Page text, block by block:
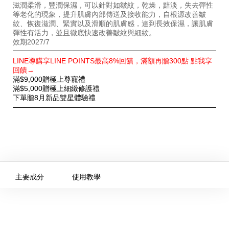
滋潤柔滑，豐潤保濕，可以針對如皺紋，乾燥，黯淡，失去彈性
等老化的現象，提升肌膚內部傳送及接收能力，自根源改善皺
紋、恢復滋潤、緊實以及滑順的肌膚感，達到長效保濕，讓肌膚
彈性有活力，並且徹底快速改善皺紋與細紋。
效期2027/7
別
優
惠
LINE導購享LINE POINTS最高8%回饋，滿額再贈300點 點我享
回饋→
滿$9,000贈極上尊寵禮
滿$5,000贈極上細緻修護禮
下單贈8月新品雙星體驗禮
主要成分 使用教學